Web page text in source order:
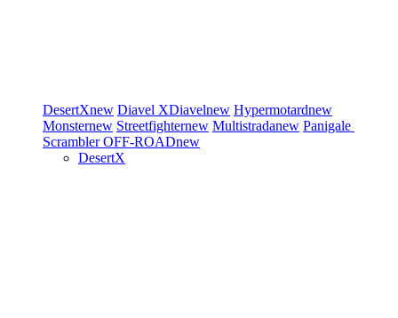
DesertXnew Diavel XDiavelnew Hypermotardnew
Monsternew Streetfighternew Multistradanew Panigale
ScramblerOFF-ROADnew
DesertX